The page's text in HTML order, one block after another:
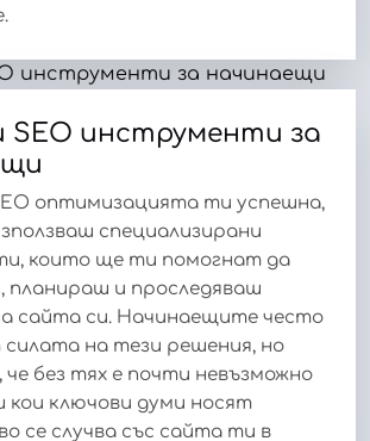
SEO инструменти за
оптимизацията ти успешна,
специализирани
които ще ти помогнат да
планираш и проследяваш
сайта си. Начинаещите често
на тези решения, но
без тях е почти невъзможно
кои ключови думи носят
се случва със сайта ти в